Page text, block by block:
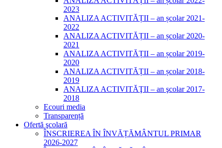
2023
ANALIZA ACTIVITĂȚII – an școlar 2021-
2022
ANALIZA ACTIVITĂȚII – an școlar 2020-
2021
ANALIZA ACTIVITĂȚII – an școlar 2019-
2020
ANALIZA ACTIVITĂȚII – an școlar 2018-
2019
ANALIZA ACTIVITĂŢII – an şcolar 2017-
2018
Ecouri media
Transparență
Ofertă şcolară
ÎNSCRIEREA ÎN ÎNVĂȚĂMÂNTUL PRIMAR
2026-2027